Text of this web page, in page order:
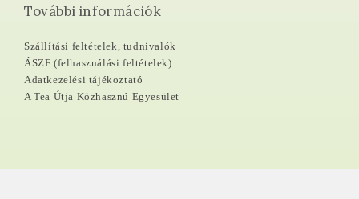
További információk
Szállítási feltételek, tudnivalók
ÁSZF (felhasználási feltételek)
Adatkezelési tájékoztató
A Tea Útja Közhasznú Egyesület